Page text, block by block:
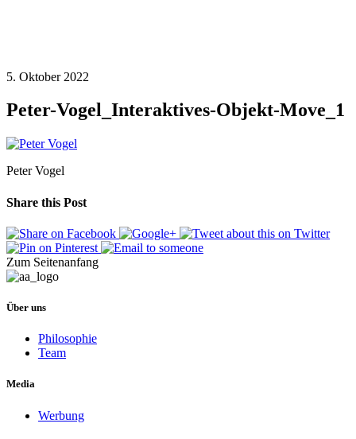
5. Oktober 2022
Peter-Vogel_Interaktives-Objekt-Move_1
Peter Vogel
Share this Post
Zum Seitenanfang
Über uns
Philosophie
Team
Media
Werbung